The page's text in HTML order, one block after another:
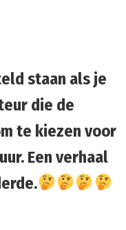
staan als je
die de
te kiezen voor
Een verhaal